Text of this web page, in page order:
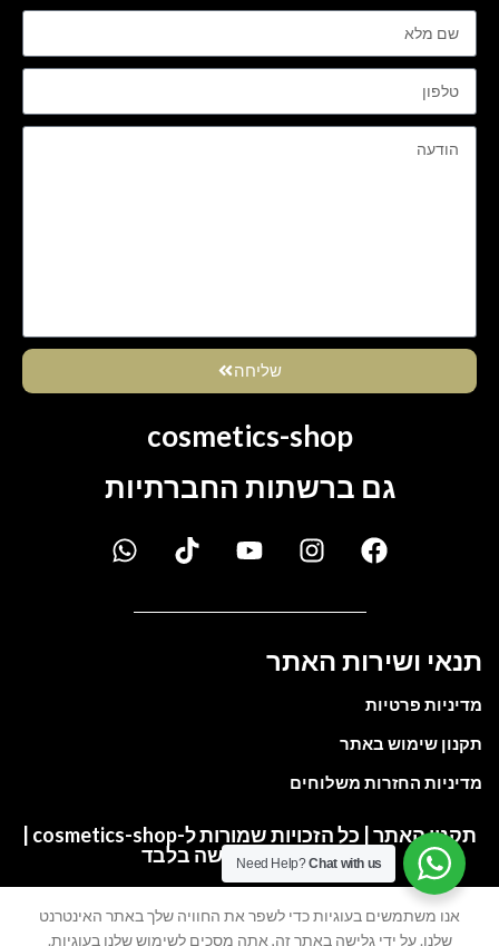
שליחה
cosmetics-shop
גם ברשתות החברתיות
תנאי ושירות האתר
מדיניות פרטיות
תקנון שימוש באתר
מדיניות החזרות משלוחים
תקנון האתר | כל הזכויות שמורות ל-cosmetics-shop |
התמונות להמחשה בלבד
Cart
My account
אנו משתמשים בעוגיות כדי לשפר את החוויה שלך באתר האינטרנט
שלנו. על ידי גלישה באתר זה, אתה מסכים לשימוש שלנו בעוגיות.
Need Help?Chat with us